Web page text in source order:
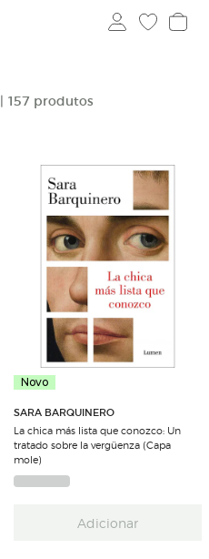
| 157 produtos
Novo
SARA BARQUINERO
La chica más lista que conozco: Un
tratado sobre la vergüenza (Capa
mole)
Adicionar